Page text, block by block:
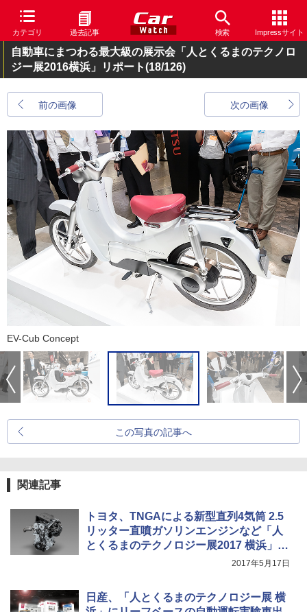
カテゴリ 過去記事 検索 Impressサイト
自動車にまつわる最大級の展示会「人とくるまのテクノロ
ジー展2016横浜」リポート(18/126)
前の画像 次の画像
EV-Cub Concept
この写真の記事へ
関連記事
トヨタ、TNGAによる新型直列4気筒 2.5
リッター直噴ガソリンエンジンなど「人
とくるまのテクノロジー展2017 横浜」に
2017年5月17日
日産、「人とくるまのテクノロジー展 横